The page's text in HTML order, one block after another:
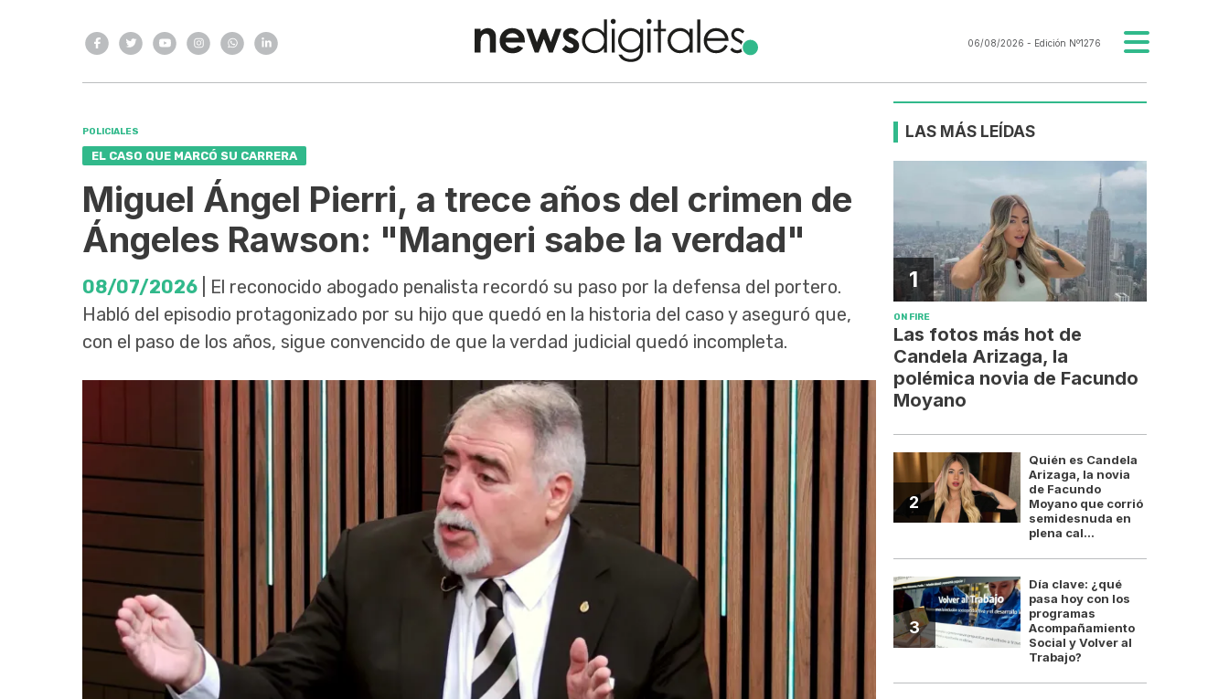
06/08/2026 - Edición Nº1276
POLICIALES
EL CASO QUE MARCÓ SU CARRERA
Miguel Ángel Pierri, a trece años del crimen de
Ángeles Rawson: "Mangeri sabe la verdad"
08/07/2026 | El reconocido abogado penalista recordó su paso por la defensa del portero.
Habló del episodio protagonizado por su hijo que quedó en la historia del caso y aseguró que,
con el paso de los años, sigue convencido de que la verdad judicial quedó incompleta.
LAS MÁS LEÍDAS
1
ON FIRE
Las fotos más hot de
Candela Arizaga, la
polémica novia de Facundo
Moyano
2
Quién es Candela
Arizaga, la novia
de Facundo
Moyano que corrió
semidesnuda en
plena cal...
3
Día clave: ¿qué
pasa hoy con los
programas
Acompañamiento
Social y Volver al
Trabajo?